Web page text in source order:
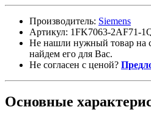
Производитель: Siemens
Артикул: 1FK7063-2AF71-
Не нашли нужный товар на
найдем его для Вас.
Не согласен с ценой?
Основные